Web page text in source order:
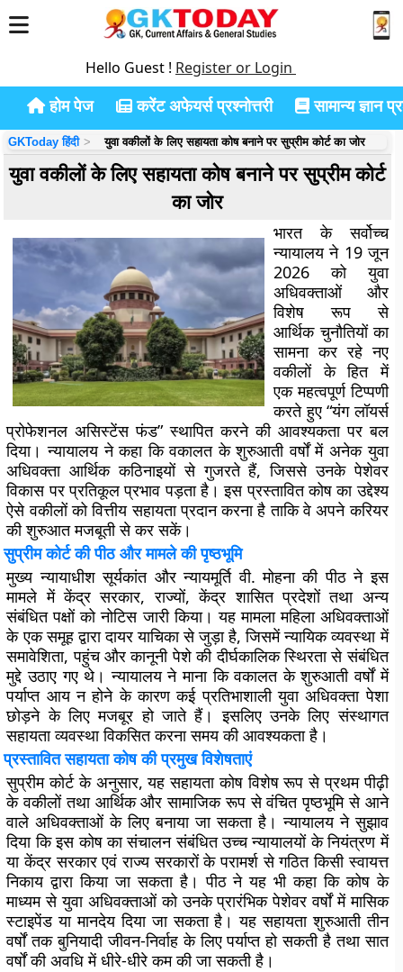
Hello Guest ! Register or Login
होम पेज करेंट अफेयर्स प्रश्नोत्तरी सामान्य ज्ञान
GKToday हिंदी युवा वकीलों के लिए सहायता कोष बनाने पर सुप्रीम कोर्ट का जोर
युवा वकीलों के लिए सहायता कोष बनाने पर सुप्रीम कोर्ट
का जोर
भारत के सर्वोच्च
न्यायालय ने 19 जून
2026 को युवा
अधिवक्ताओं और
विशेष रूप से
आर्थिक चुनौतियों का
सामना कर रहे नए
वकीलों के हित में
एक महत्वपूर्ण टिप्पणी
करते हुए “यंग लॉयर्स
प्रोफेशनल असिस्टेंस फंड” स्थापित करने की आवश्यकता पर बल
दिया। न्यायालय ने कहा कि वकालत के शुरुआती वर्षों में अनेक युवा
अधिवक्ता आर्थिक कठिनाइयों से गुजरते हैं, जिससे उनके पेशेवर
विकास पर प्रतिकूल प्रभाव पड़ता है। इस प्रस्तावित कोष का उद्देश्य
ऐसे वकीलों को वित्तीय सहायता प्रदान करना है ताकि वे अपने करियर
की शुरुआत मजबूती से कर सकें।
सुप्रीम कोर्ट की पीठ और मामले की पृष्ठभूमि
मुख्य न्यायाधीश सूर्यकांत और न्यायमूर्ति वी. मोहना की पीठ ने इस
मामले में केंद्र सरकार, राज्यों, केंद्र शासित प्रदेशों तथा अन्य
संबंधित पक्षों को नोटिस जारी किया। यह मामला महिला अधिवक्ताओं
के एक समूह द्वारा दायर याचिका से जुड़ा है, जिसमें न्यायिक व्यवस्था में
समावेशिता, पहुंच और कानूनी पेशे की दीर्घकालिक स्थिरता से संबंधित
मुद्दे उठाए गए थे। न्यायालय ने माना कि वकालत के शुरुआती वर्षों में
पर्याप्त आय न होने के कारण कई प्रतिभाशाली युवा अधिवक्ता पेशा
छोड़ने के लिए मजबूर हो जाते हैं। इसलिए उनके लिए संस्थागत
सहायता व्यवस्था विकसित करना समय की आवश्यकता है।
प्रस्तावित सहायता कोष की प्रमुख विशेषताएं
सुप्रीम कोर्ट के अनुसार, यह सहायता कोष विशेष रूप से प्रथम पीढ़ी
के वकीलों तथा आर्थिक और सामाजिक रूप से वंचित पृष्ठभूमि से आने
वाले अधिवक्ताओं के लिए बनाया जा सकता है। न्यायालय ने सुझाव
दिया कि इस कोष का संचालन संबंधित उच्च न्यायालयों के नियंत्रण में
या केंद्र सरकार एवं राज्य सरकारों के परामर्श से गठित किसी स्वायत्त
निकाय द्वारा किया जा सकता है। पीठ ने यह भी कहा कि कोष के
माध्यम से युवा अधिवक्ताओं को उनके प्रारंभिक पेशेवर वर्षों में मासिक
स्टाइपेंड या मानदेय दिया जा सकता है। यह सहायता शुरुआती तीन
वर्षों तक बुनियादी जीवन-निर्वाह के लिए पर्याप्त हो सकती है तथा सात
वर्षों की अवधि में धीरे-धीरे कम की जा सकती है।